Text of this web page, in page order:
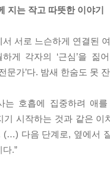
지는 작고 따뜻한 이야기
서로 느슨하게 연결된
게 각자의 ‘근심’을 짊
문가’다. 밤새 한숨도 못
는 호흡에 집중하려 애
기 시작하는 것과 같은
(…) 다음 단계로, 옆에서
.”